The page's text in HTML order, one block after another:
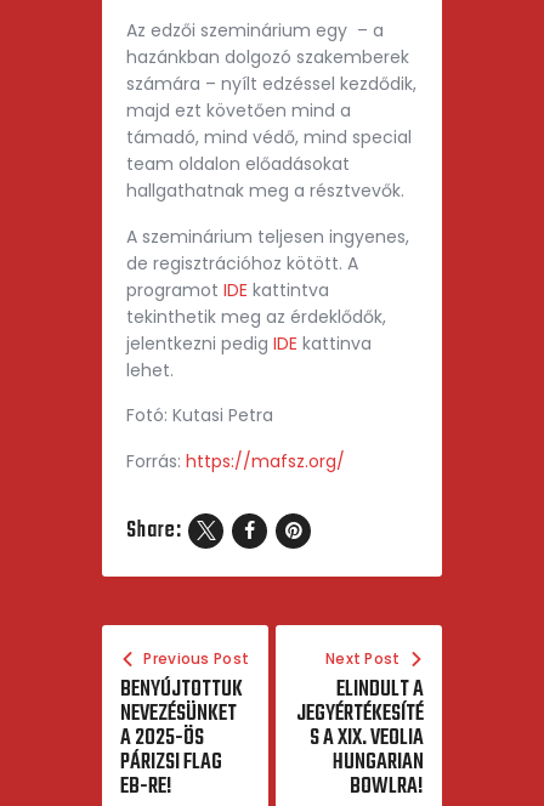
Az edzői szeminárium egy – a
hazánkban dolgozó szakemberek
számára – nyílt edzéssel kezdődik,
majd ezt követően mind a
támadó, mind védő, mind special
team oldalon előadásokat
hallgathatnak meg a résztvevők.
A szeminárium teljesen ingyenes,
de regisztrációhoz kötött. A
programot IDE kattintva
tekinthetik meg az érdeklődők,
jelentkezni pedig IDE kattinva
lehet.
Fotó: Kutasi Petra
Forrás: https://mafsz.org/
Share:
Bejegyzés
navigáció
Previous Post
BENYÚJTOTTUK
NEVEZÉSÜNKET
A 2025-ÖS
PÁRIZSI FLAG
EB-RE!
Next Post
ELINDULT A
JEGYÉRTÉKESÍTÉ
S A XIX. VEOLIA
HUNGARIAN
BOWLRA!